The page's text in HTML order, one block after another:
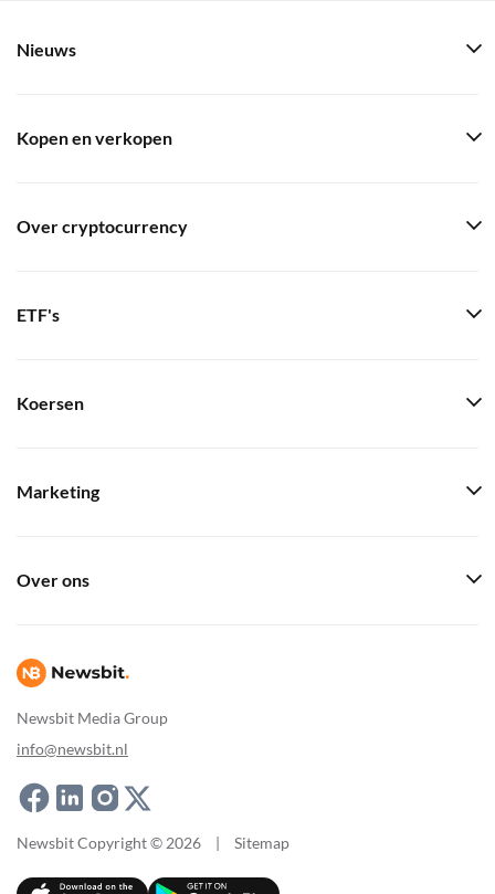
Newsbit Media Group
info@newsbit.nl
Nieuws
Kopen en verkopen
Over cryptocurrency
ETF's
Koersen
Marketing
Over ons
Newsbit Copyright © 2026 | Sitemap